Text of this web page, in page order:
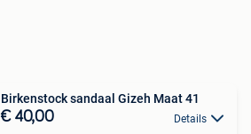
Birkenstock sandaal Gizeh Maat 41
€ 40,00 Details